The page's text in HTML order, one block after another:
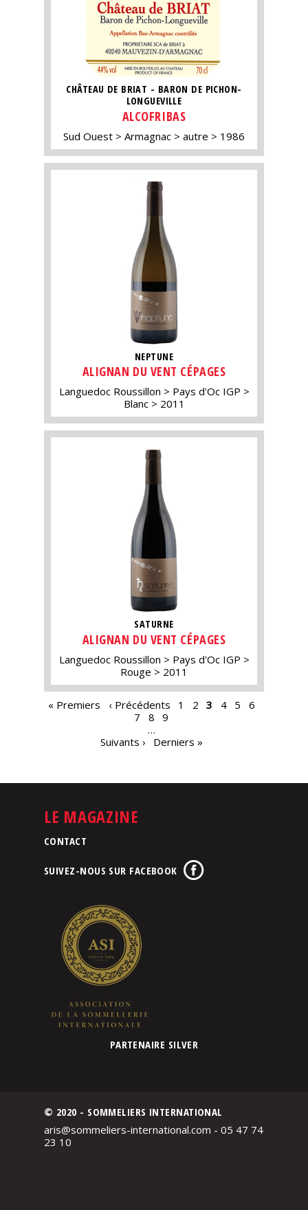
CHÂTEAU DE BRIAT - BARON DE PICHON-
LONGUEVILLE
ALCOFRIBAS
Sud Ouest Armagnac autre 1986
NEPTUNE
ALIGNAN DU VENT CÉPAGES
Languedoc Roussillon
Pays d'Oc IGP
Blanc
2011
SATURNE
ALIGNAN DU VENT CÉPAGES
Languedoc Roussillon
Pays d'Oc IGP
Rouge
2011
PAGES
« Premiers ‹ Précédents 1 2 3 4 5
6
7
8
9
…
Suivants ›
Derniers »
LE MAGAZINE
CONTACT
SUIVEZ-NOUS SUR FACEBOOK
PARTENAIRE SILVER
© 2020 - SOMMELIERS INTERNATIONAL
aris@sommeliers-international.com - 05 47 74
23 10